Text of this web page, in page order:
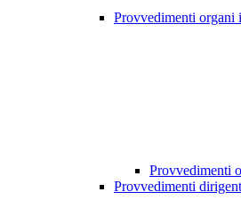
Provvedimenti
Provvedimenti
Provvedimenti